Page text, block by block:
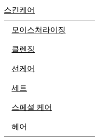
스킨케어
모이스처라이징
클렌징
선케어
세트
스페셜 케어
헤어